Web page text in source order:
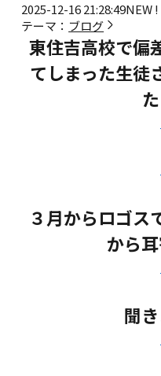
2025-12-16 21:28:49NEW !
テーマ： ブログ
東住吉高校で偏
てしまった生徒
３月からロゴス
から
聞き